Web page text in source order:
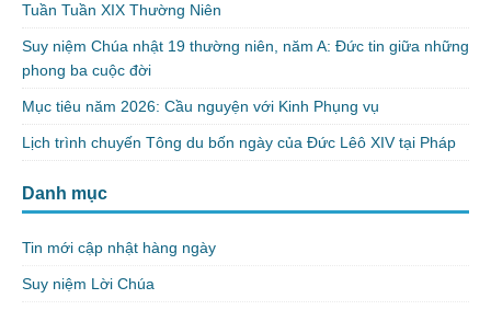
Tuần Tuần XIX Thường Niên
Suy niệm Chúa nhật 19 thường niên, năm A: Đức tin giữa những
phong ba cuộc đời
Mục tiêu năm 2026: Cầu nguyện với Kinh Phụng vụ
Lịch trình chuyến Tông du bốn ngày của Đức Lêô XIV tại Pháp
Danh mục
Tin mới cập nhật hàng ngày
Suy niệm Lời Chúa